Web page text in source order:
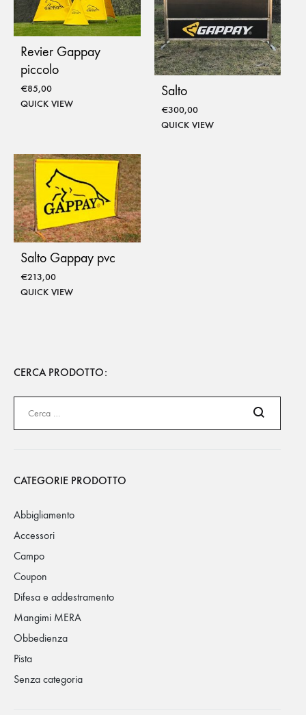
Revier Gappay
piccolo
€85,00
QUICK VIEW
Salto
€300,00
QUICK VIEW
Salto Gappay pvc
€213,00
QUICK VIEW
CERCA PRODOTTO:
CATEGORIE PRODOTTO
Abbigliamento
Accessori
Campo
Coupon
Difesa e addestramento
Mangimi MERA
Obbedienza
Pista
Senza categoria